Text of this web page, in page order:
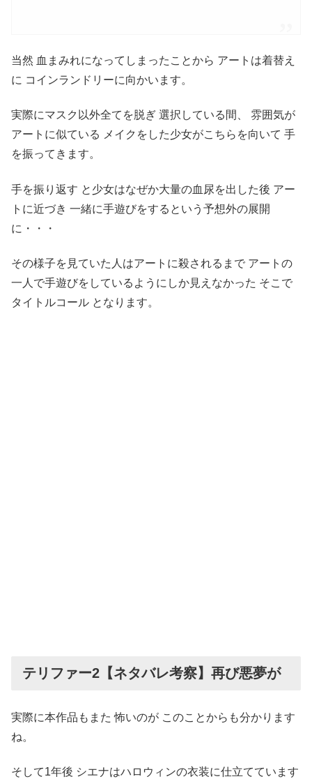
当然 血まみれになってしまったことから アートは着替え
に コインランドリーに向かいます。
実際にマスク以外全てを脱ぎ 選択している間、 雰囲気が
アートに似ている メイクをした少女がこちらを向いて 手
を振ってきます。
手を振り返す と少女はなぜか大量の血尿を出した後 アー
トに近づき 一緒に手遊びをするという予想外の展開
に・・・
その様子を見ていた人はアートに殺されるまで アートの
一人で手遊びをしているようにしか見えなかった そこで
タイトルコール となります。
テリファー2【ネタバレ考察】再び悪夢が
実際に本作品もまた 怖いのが このことからも分かります
ね。
そして1年後 シエナはハロウィンの衣装に仕立てています